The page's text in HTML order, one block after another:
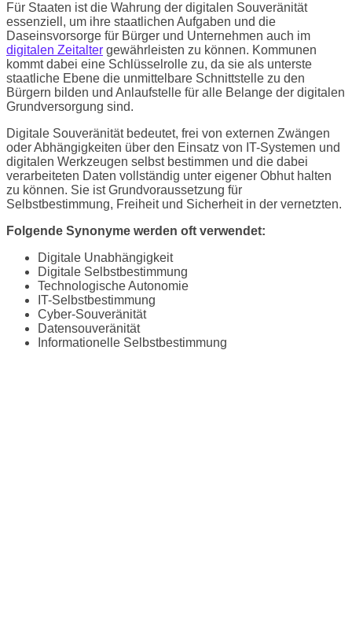
Für Staaten ist die Wahrung der digitalen Souveränität
essenziell, um ihre staatlichen Aufgaben und die
Daseinsvorsorge für Bürger und Unternehmen auch im
digitalen Zeitalter gewährleisten zu können. Kommunen
kommt dabei eine Schlüsselrolle zu, da sie als unterste
staatliche Ebene die unmittelbare Schnittstelle zu den
Bürgern bilden und Anlaufstelle für alle Belange der digitalen
Grundversorgung sind.
Digitale Souveränität bedeutet, frei von externen Zwängen
oder Abhängigkeiten über den Einsatz von IT-Systemen und
digitalen Werkzeugen selbst bestimmen und die dabei
verarbeiteten Daten vollständig unter eigener Obhut halten
zu können. Sie ist Grundvoraussetzung für
Selbstbestimmung, Freiheit und Sicherheit in der vernetzten.
Folgende Synonyme werden oft verwendet:
Digitale Unabhängigkeit
Digitale Selbstbestimmung
Technologische Autonomie
IT-Selbstbestimmung
Cyber-Souveränität
Datensouveränität
Informationelle Selbstbestimmung